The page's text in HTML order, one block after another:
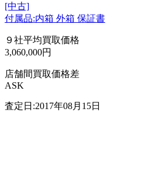
[中古]
付属品:内箱 外箱 保証書
９社平均買取価格
3,060,000円
店舗間買取価格差
ASK
査定日:2017年08月15日